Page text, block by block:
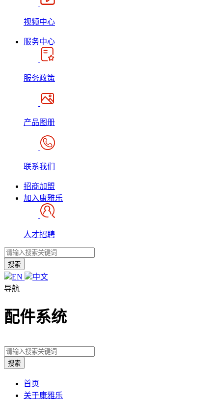
视频中心
服务中心
服务政策
产品图册
联系我们
招商加盟
加入康雅乐
人才招聘
搜索
EN
中文
导航
配件系统
搜索
首页
关于康雅乐